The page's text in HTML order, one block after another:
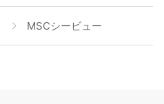
MSCシービュー